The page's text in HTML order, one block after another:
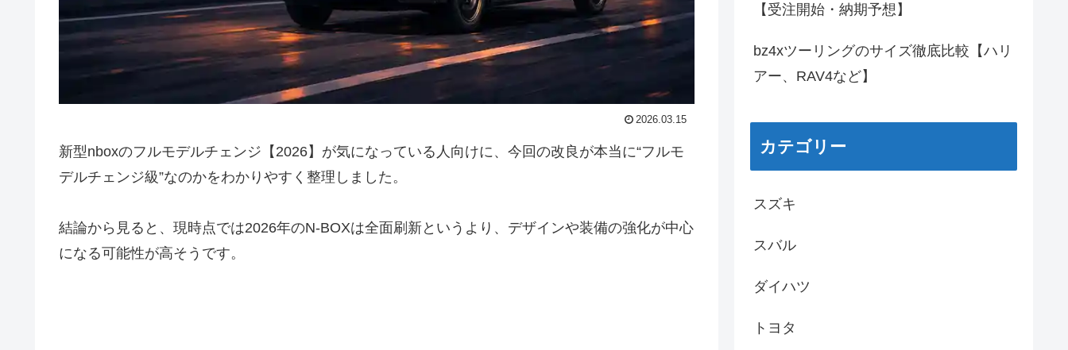
2026.03.15
新型nboxのフルモデルチェンジ【2026】が気になっている人向けに、今回の改良が本当に“フルモ
デルチェンジ級”なのかをわかりやすく整理しました。
結論から見ると、現時点では2026年のN-BOXは全面刷新というより、デザインや装備の強化が中心
になる可能性が高そうです。
【受注開始・納期予想】
bz4xツーリングのサイズ徹底比較【ハリ
アー、RAV4など】
カテゴリー
スズキ
スバル
ダイハツ
トヨタ